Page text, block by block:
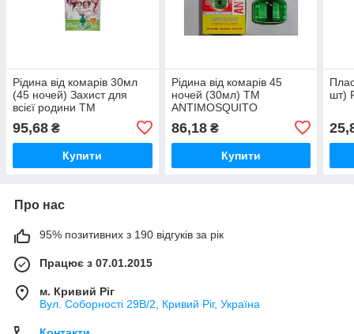
Рідина від комарів 30мл
(45 ночей) Захист для
всієї родини ТМ
95,68 ₴
Купити
Рідина від комарів 45
ночей (30мл) ТМ
ANTIMOSQUITO
86,18₴
Купити
шт)
Про нас
95% позитивних з 190 відгуків за рік
Працює з 07.01.2015
м. Кривий Ріг
Вул. Соборності 29В/2, Кривий Ріг, Україна